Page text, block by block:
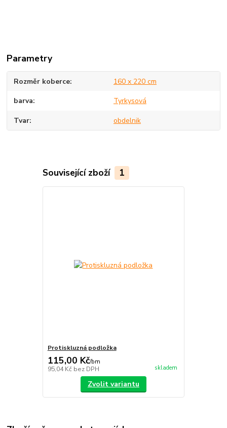
Parametry
Rozměr koberce 160 x 220 cm
barva Tyrkysová
Tvar obdelnik
Související zboží 1
Protiskluzná podložka
115,00 Kč/bm
95,04 Kč bez DPH skladem
Zvolit variantu